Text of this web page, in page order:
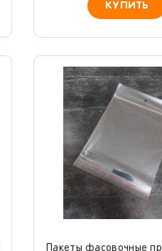
КУПИТЬ
Пакеты фасовочные